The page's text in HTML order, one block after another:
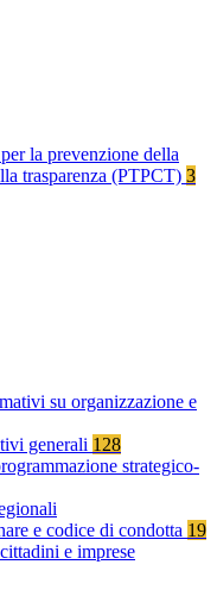
la prevenzione della
trasparenza (PTPCT) 3
su organizzazione e
generali 128
strategico-
e codice di condotta 19
e imprese